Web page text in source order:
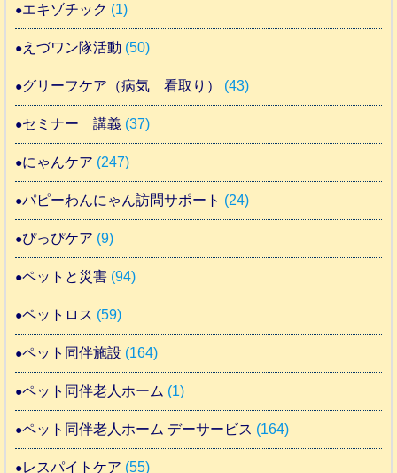
エキゾチック (1)
えづワン隊活動 (50)
グリーフケア（病気 看取り） (43)
セミナー 講義 (37)
にゃんケア (247)
パピーわんにゃん訪問サポート (24)
ぴっぴケア (9)
ペットと災害 (94)
ペットロス (59)
ペット同伴施設 (164)
ペット同伴老人ホーム (1)
ペット同伴老人ホーム デーサービス (164)
レスパイトケア (55)